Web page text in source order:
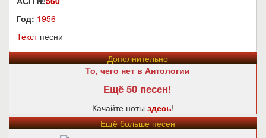
Год: 1956
Текстпесни
Дополнительно
То, чего нет в Антологии
Ещё 50 песен!
Качайте ноты здесь!
Ещё больше песен